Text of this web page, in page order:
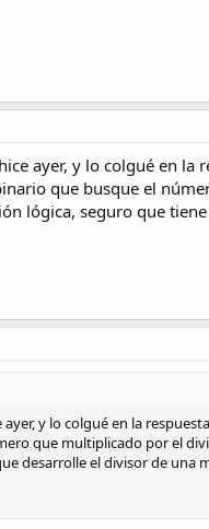
ayer, y lo colgué en
que busque el
lógica, seguro que
y lo colgué en la
que multiplicado por el
desarrolle el divisor de una